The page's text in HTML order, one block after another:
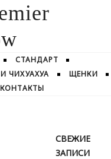
СТАНДАРТ
ЧИХУАХУА
ЩЕНКИ
КОНТАКТЫ
СВЕЖИЕ
ЗАПИСИ